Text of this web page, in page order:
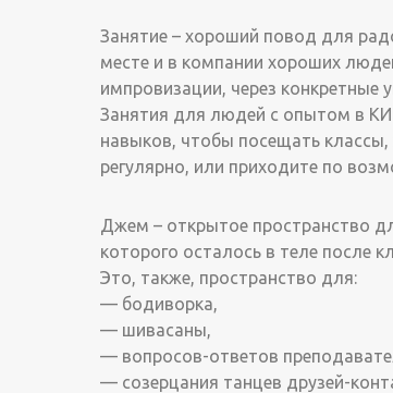
Занятие – хороший повод для
месте и в компании хороших
импровизации, через конкретные
Занятия для людей с опытом в КИ
навыков, чтобы посещать классы,
регулярно, или приходите по
Джем – открытое пространство
которого осталось в теле после
Это, также, пространство для:
— бодиворка,
— шивасаны,
— вопросов-ответов
— созерцания танцев друзей-